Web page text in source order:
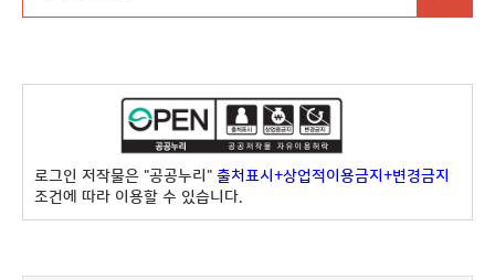
로그인 저작물은 "공공누리" 출처표시+상업적이용금지+변경금지
조건에 따라 이용할 수 있습니다.